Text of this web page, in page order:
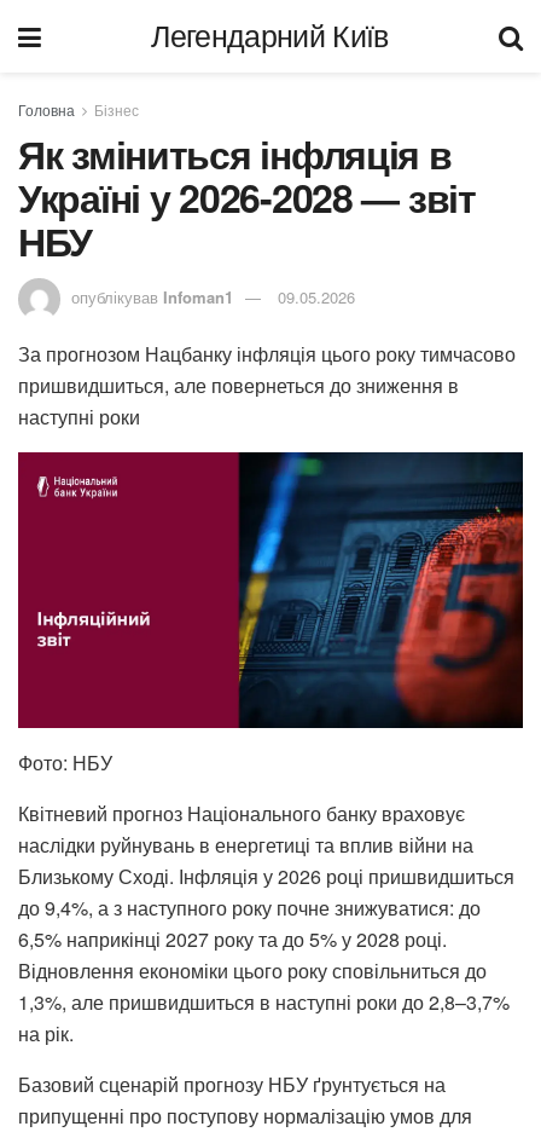
Легендарний Київ
Головна Бізнес
Як зміниться інфляція в
Україні у 2026-2028 — звіт
НБУ
опублікував Infoman1 09.05.2026
За прогнозом Нацбанку інфляція цього року тимчасово
пришвидшиться, але повернеться до зниження в
наступні роки
Фото: НБУ
Квітневий прогноз Національного банку враховує
наслідки руйнувань в енергетиці та вплив війни на
Близькому Сході. Інфляція у 2026 році пришвидшиться
до 9,4%, а з наступного року почне знижуватися: до
6,5% наприкінці 2027 року та до 5% у 2028 році.
Відновлення економіки цього року сповільниться до
1,3%, але пришвидшиться в наступні роки до 2,8–3,7%
на рік.
Базовий сценарій прогнозу НБУ ґрунтується на
припущенні про поступову нормалізацію умов для